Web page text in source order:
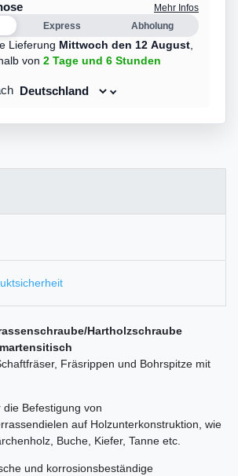
Mehr Infos
Express Abholung
Lieferung Mittwoch den 12 August
von 2 Tage und 6 Stunden
Hartholzschraube
Fräsrippen und Bohrspitze mit
Befestigung von
auf Holzunterkonstruktion, wie
Buche, Kiefer, Tanne etc.
und korrosionsbeständige